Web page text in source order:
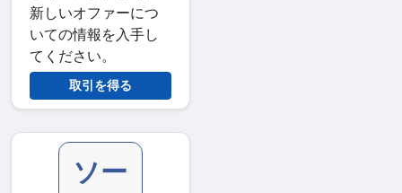
新しいオファーにつ
いての情報を入手し
てください。
取引を得る
ソー